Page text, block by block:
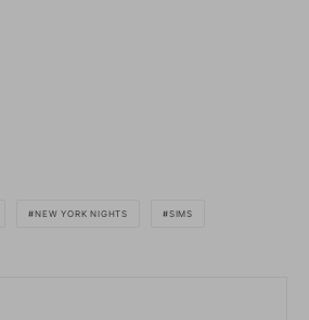
NEW YORK NIGHTS SIMS